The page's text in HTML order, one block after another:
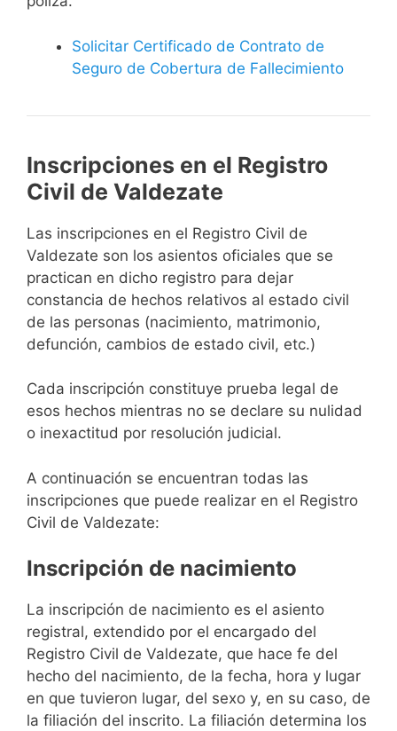
Solicitar Certificado de Contrato de
Seguro de Cobertura de Fallecimiento
Inscripciones en el Registro
Civil de Valdezate
Las inscripciones en el Registro Civil de
Valdezate son los asientos oficiales que se
practican en dicho registro para dejar
constancia de hechos relativos al estado civil
de las personas (nacimiento, matrimonio,
defunción, cambios de estado civil, etc.)
Cada inscripción constituye prueba legal de
esos hechos mientras no se declare su nulidad
o inexactitud por resolución judicial.
A continuación se encuentran todas las
inscripciones que puede realizar en el Registro
Civil de Valdezate:
Inscripción de nacimiento
La inscripción de nacimiento es el asiento
registral, extendido por el encargado del
Registro Civil de Valdezate, que hace fe del
hecho del nacimiento, de la fecha, hora y lugar
en que tuvieron lugar, del sexo y, en su caso, de
la filiación del inscrito. La filiación determina los